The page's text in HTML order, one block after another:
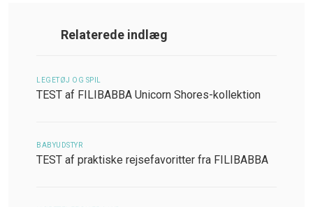
Relaterede indlæg
LEGETØJ OG SPIL
TEST af FILIBABBA Unicorn Shores-kollektion
BABYUDSTYR
TEST af praktiske rejsefavoritter fra FILIBABBA